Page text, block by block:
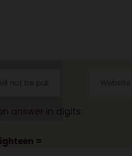
answer in digits:
=